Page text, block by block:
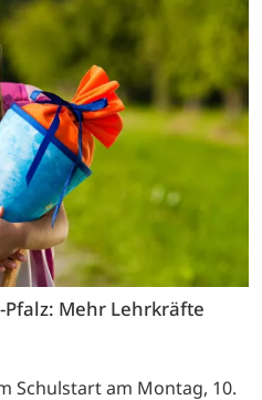
Mehr Lehrkräfte
Schulstart am Montag, 10.